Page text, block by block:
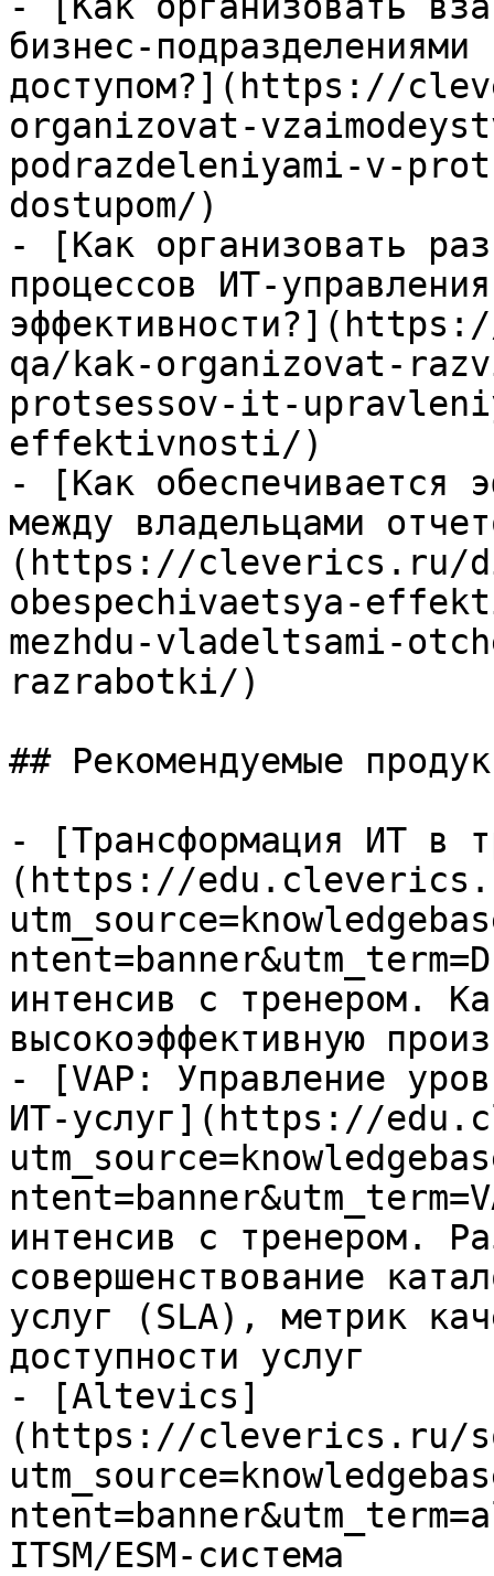
бизнес-
доступом?](https://
organizovat-
podrazdeleniyami-v-
dostupom/)
- [Как организовать
процессов ИТ-
qa/kak-organizovat-
protsessov-it-
effektivnosti/)
- [Как обеспечивается
между владельцами
(https://cleverics.ru/
obespechivaetsya-
mezhdu-vladeltsami-
razrabotki/)
## Рекомендуемые
- [Трансформация ИТ в
(https://
интенсив с тренером.
высокоэффективную
- [VAP: Управление
ИТ-услуг](https://
интенсив с тренером.
совершенствование
услуг (SLA), метрик
доступности услуг
- [Altevics]
(https://cleverics.ru/
ITSM/ESM-система